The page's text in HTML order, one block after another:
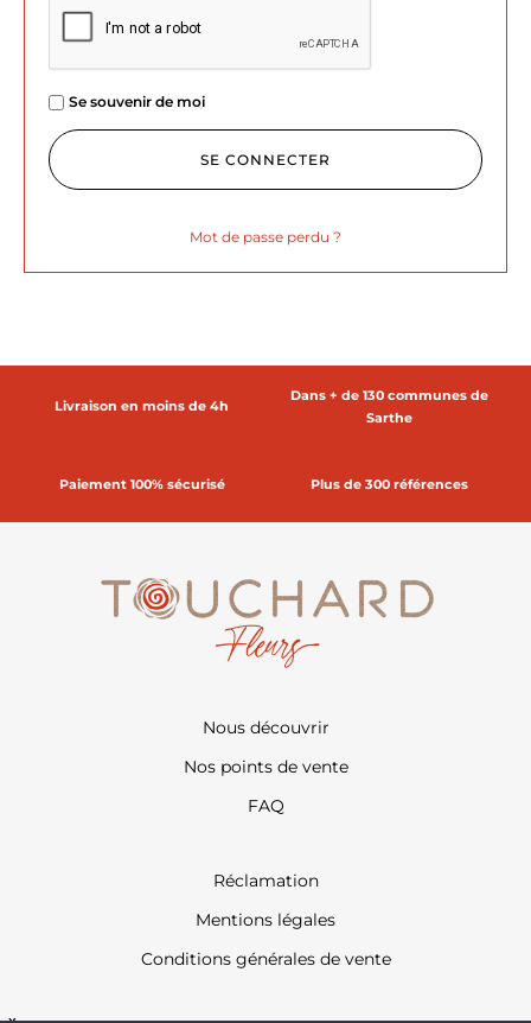
Se souvenir de moi
SE CONNECTER
Mot de passe perdu ?
Livraison en moins de 4h
Dans + de 130 communes de
Sarthe
Paiement 100% sécurisé Plus de 300 références
Nous découvrir
Nos points de vente
FAQ
Réclamation
Mentions légales
Conditions générales de vente